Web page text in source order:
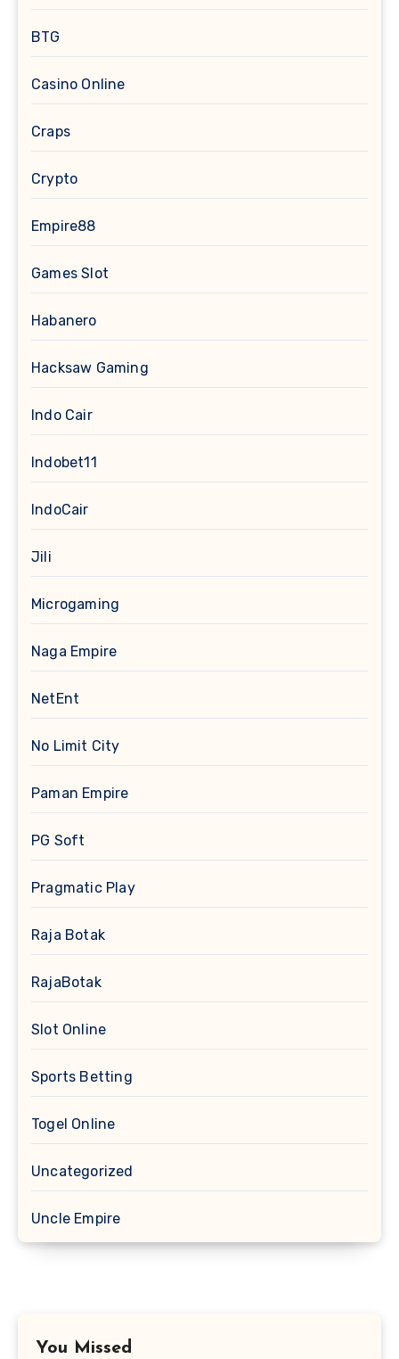
BTG
Casino Online
Craps
Crypto
Empire88
Games Slot
Habanero
Hacksaw Gaming
Indo Cair
Indobet11
IndoCair
Jili
Microgaming
Naga Empire
NetEnt
No Limit City
Paman Empire
PG Soft
Pragmatic Play
Raja Botak
RajaBotak
Slot Online
Sports Betting
Togel Online
Uncategorized
Uncle Empire
You Missed